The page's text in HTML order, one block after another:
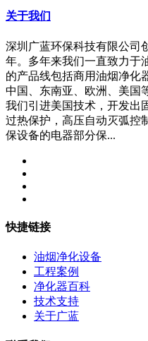
关于我们
深圳广蓝环保科技有限公司
年。多年来我们一直致力于
的产品线包括商用油烟净化
中国、东南亚、欧洲、美国
我们引进美国技术，开发出
过热保护，高压自动灭弧控
保设备的电器部分保...
快捷链接
油烟净化设备
工程案例
净化器百科
技术支持
关于广蓝